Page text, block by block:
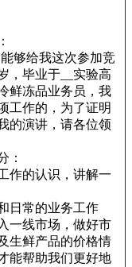
够给我这次参加竞
，毕业于__实验高
鲜冻品业务员，我
工作的，为了证明
的演讲，请各位领
：
作的认识，讲解一
日常的业务工作
一线市场，做好市
生鲜产品的价格情
能帮助我们更好地